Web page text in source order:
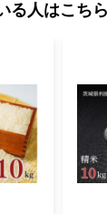
る人はこち